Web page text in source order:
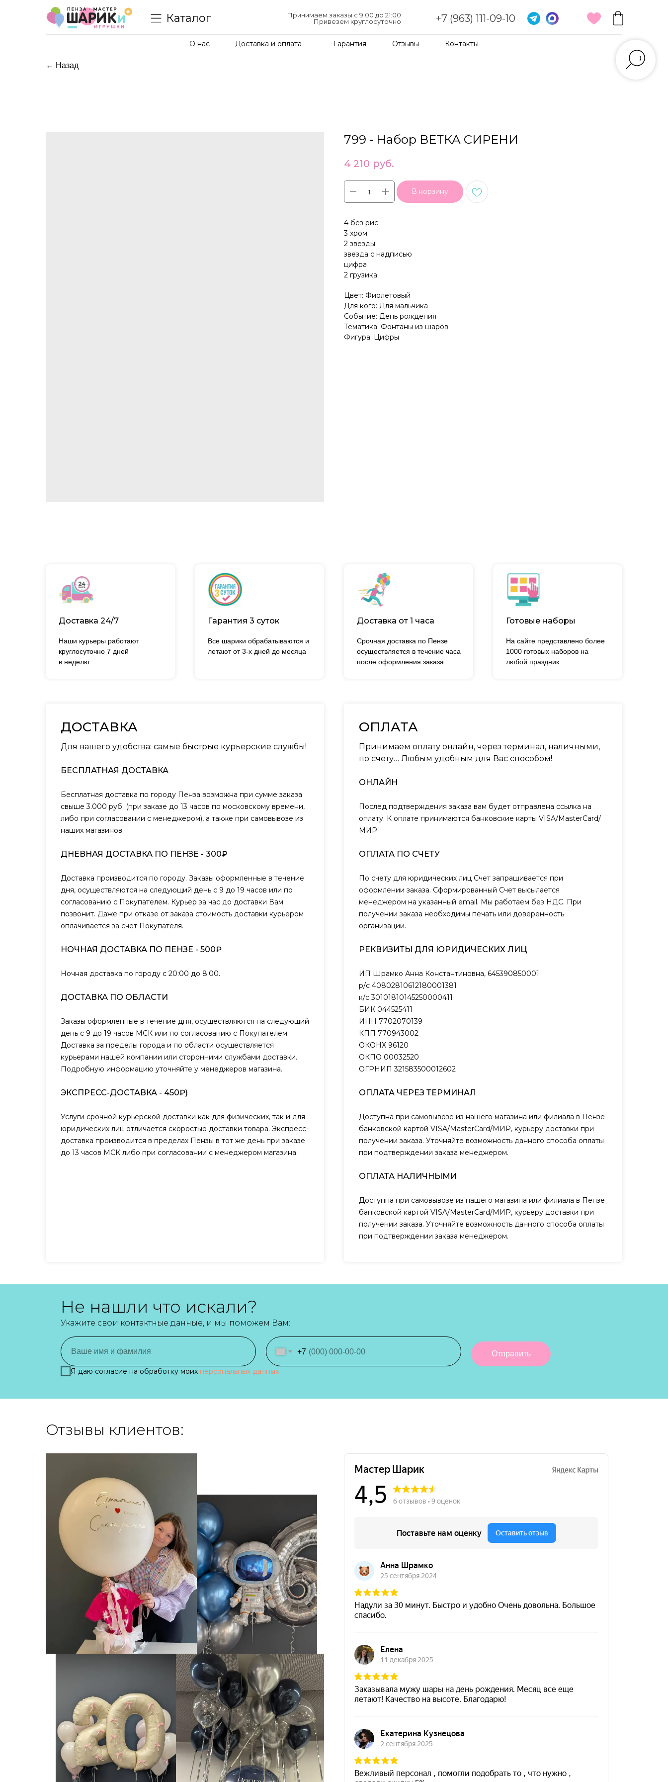
+7 (963) 111-09-10
Принимаем заказы с 9:00 до 21:00
Привезем круглосуточно
Каталог
Доставка и оплата Гарантия Отзывы Контакты
О нас
← Назад
799 - Набор ВЕТКА СИРЕНИ
4 210 руб.
В корзину
4 без рис
3 хром
2 звезды
звезда с надписью
цифра
2 грузика
Цвет: Фиолетовый
Для кого: Для мальчика
Событие: День рождения
Тематика: Фонтаны из шаров
Фигура: Цифры
Доставка 24/7
Все шарики обрабатываются и
летают от 3-х дней до месяца
Срочная доставка по Пензе
осуществляется в течение часа
после оформления заказа.
Наши курьеры работают
круглосуточно 7 дней
в неделю.
Гарантия 3 суток Доставка от 1 часа
На сайте представлено более
1000 готовых наборов на
любой праздник
Готовые наборы
ДОСТАВКА
Для вашего удобства: самые быстрые курьерские службы!
БЕСПЛАТНАЯ ДОСТАВКА
Бесплатная доставка по городу Пенза возможна при сумме заказа
свыше 3.000 руб. (при заказе до 13 часов по московскому времени,
либо при согласовании с менеджером), а также при самовывозе из
наших магазинов.
ДНЕВНАЯ ДОСТАВКА ПО ПЕНЗЕ - 300₽
Доставка производится по городу. Заказы оформленные в течение
дня, осуществляются на следующий день с 9 до 19 часов или по
согласованию с Покупателем. Курьер за час до доставки Вам
позвонит. Даже при отказе от заказа стоимость доставки курьером
оплачивается за счет Покупателя.
НОЧНАЯ ДОСТАВКА ПО ПЕНЗЕ - 500₽
Ночная доставка по городу с 20:00 до 8:00.
ДОСТАВКА ПО ОБЛАСТИ
Заказы оформленные в течение дня, осуществляются на следующий
день с 9 до 19 часов МСК или по согласованию с Покупателем.
Доставка за пределы города и по области осуществляется
курьерами нашей компании или сторонними службами доставки.
Подробную информацию уточняйте у менеджеров магазина.
ЭКСПРЕСС-ДОСТАВКА - 450₽)
Услуги срочной курьерской доставки как для физических, так и для
юридических лиц отличается скоростью доставки товара. Экспресс-
доставка производится в пределах Пензы в тот же день при заказе
до 13 часов МСК либо при согласовании с менеджером магазина.
ОПЛАТА
Принимаем оплату онлайн, через терминал, наличными,
по счету… Любым удобным для Вас способом!
ОНЛАЙН
Послед подтверждения заказа вам будет отправлена ссылка на
оплату. К оплате принимаются банковские карты VISA/MasterCard/
МИР.
ОПЛАТА ПО СЧЕТУ
По счету для юридических лиц Счет запрашивается при
оформлении заказа. Сформированный Счет высылается
менеджером на указанный email. Мы работаем без НДС. При
получении заказа необходимы печать или доверенность
организации.
РЕКВИЗИТЫ ДЛЯ ЮРИДИЧЕСКИХ ЛИЦ
ИП Шрамко Анна Константиновна, 645390850001
р/с 40802810612180001381
к/с 30101810145250000411
БИК 044525411
ИНН 7702070139
КПП 770943002
ОКОНХ 96120
ОКПО 00032520
ОГРНИП 321583500012602
ОПЛАТА ЧЕРЕЗ ТЕРМИНАЛ
Доступна при самовывозе из нашего магазина или филиала в Пензе
банковской картой VISA/MasterCard/МИР, курьеру доставки при
получении заказа. Уточняйте возможность данного способа оплаты
при подтверждении заказа менеджером.
ОПЛАТА НАЛИЧНЫМИ
Доступна при самовывозе из нашего магазина или филиала в Пензе
банковской картой VISA/MasterCard/МИР, курьеру доставки при
получении заказа. Уточняйте возможность данного способа оплаты
при подтверждении заказа менеджером.
+7
Я даю согласие на обработку моих персональных данных
Отправить
Не нашли что искали?
Укажите свои контактные данные, и мы поможем Вам:
Отзывы клиентов: